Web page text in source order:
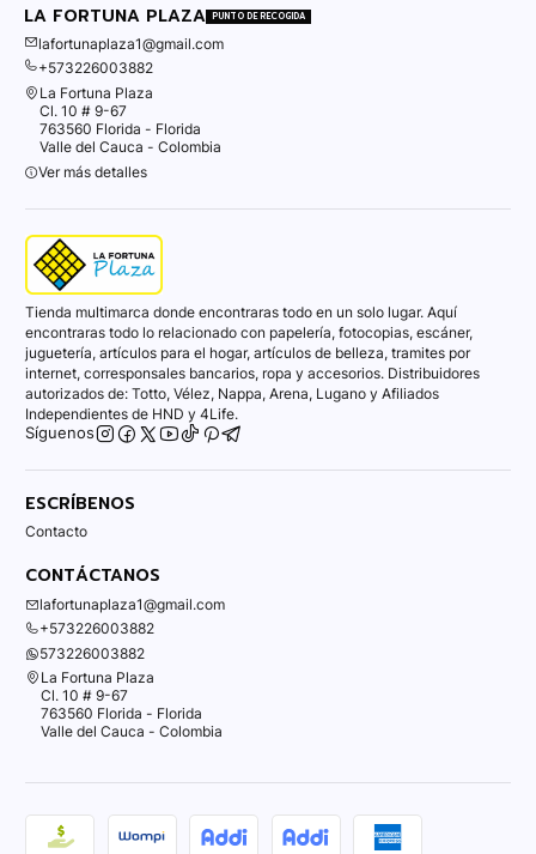
LA FORTUNA PLAZA PUNTO DE RECOGIDA
lafortunaplaza1@gmail.com
+573226003882
La Fortuna Plaza
Cl. 10 # 9-67
763560 Florida - Florida
Valle del Cauca - Colombia
Ver más detalles
Tienda multimarca donde encontraras todo en un solo lugar. Aquí
encontraras todo lo relacionado con papelería, fotocopias, escáner,
juguetería, artículos para el hogar, artículos de belleza, tramites por
internet, corresponsales bancarios, ropa y accesorios. Distribuidores
autorizados de: Totto, Vélez, Nappa, Arena, Lugano y Afiliados
Independientes de HND y 4Life.
Síguenos
ESCRÍBENOS
Contacto
CONTÁCTANOS
lafortunaplaza1@gmail.com
+573226003882
573226003882
La Fortuna Plaza
Cl. 10 # 9-67
763560 Florida - Florida
Valle del Cauca - Colombia